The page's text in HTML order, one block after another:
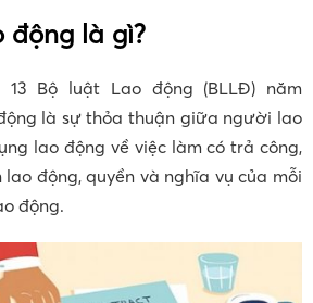
động là gì?
13 Bộ luật Lao động (BLLĐ) năm
là sự thỏa thuận giữa người lao
lao động về việc làm có trả công,
động, quyền và nghĩa vụ của mỗi
động.